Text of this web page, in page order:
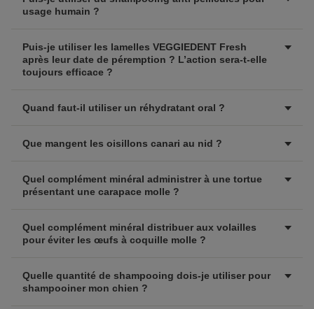
usage humain ?
Puis-je utiliser les lamelles VEGGIEDENT Fresh
après leur date de péremption ? L’action sera-t-elle
toujours efficace ?
Quand faut-il utiliser un réhydratant oral ?
Que mangent les oisillons canari au nid ?
Quel complément minéral administrer à une tortue
présentant une carapace molle ?
Quel complément minéral distribuer aux volailles
pour éviter les œufs à coquille molle ?
Quelle quantité de shampooing dois-je utiliser pour
shampooiner mon chien ?